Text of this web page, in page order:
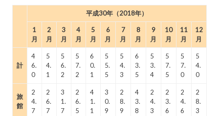
平成30年（2018年）
1
月
2
月
3
月
4
月
5
月
6
月
7
月
8
月
9
月
10
月
11
月
12
月
計
4
6.
0
5
4.
1
5
6.
2
5
7.
2
6
0.
1
5
5.
5
5
4.
3
6
3.
5
5
3.
4
5
7.
5
5
7.
0
5
4.
0
旅
館
2
4.
7
2
6.
7
3
1.
7
2
6.
5
4
1.
1
3
0.
9
2
8.
9
4
3.
8
2
4.
3
2
3.
6
2
4.
6
2
8.
3